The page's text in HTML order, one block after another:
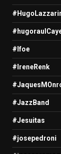
#Ifoe
#IreneRenk
#JazzBand
#Jesuitas
#josepedroni